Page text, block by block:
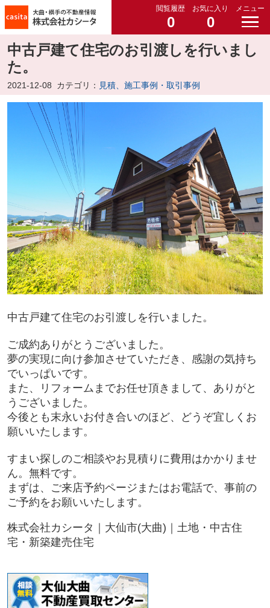
閲覧履歴
0
お気に入り
0
メニュー
中古戸建て住宅のお引渡しを行いまし
た。
2021-12-08 カテゴリ： 見積、施工事例・取引事例
中古戸建て住宅のお引渡しを行いました。
ご成約ありがとうございました。
夢の実現に向け参加させていただき、感謝の気持ち
でいっぱいです。
また、リフォームまでお任せ頂きまして、ありがと
うございました。
今後とも末永いお付き合いのほど、どうぞ宜しくお
願いいたします。
すまい探しのご相談やお見積りに費用はかかりませ
ん。無料です。
まずは、ご来店予約ページまたはお電話で、事前の
ご予約をお願いいたします。
株式会社カシータ｜大仙市(大曲)｜土地・中古住
宅・新築建売住宅